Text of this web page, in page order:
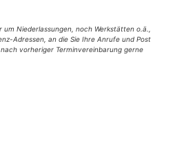
Niederlassungen, noch Werkstätten o.ä.,
Adressen, an die Sie Ihre Anrufe und Post
vorheriger Terminvereinbarung gerne